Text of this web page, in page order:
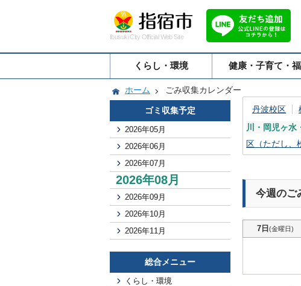
Ibusuki City Official Web Site
くらし・環境 健康・子育て・
ホーム ごみ収集カレンダー
ゴミ収集予定
2026年05月
2026年06月
2026年07月
2026年08月
2026年09月
2026年10月
2026年11月
総合メニュー
くらし・環境
丹波校区
川・岡児ヶ水
区（ただし、
今週のご
7日 (金曜日)